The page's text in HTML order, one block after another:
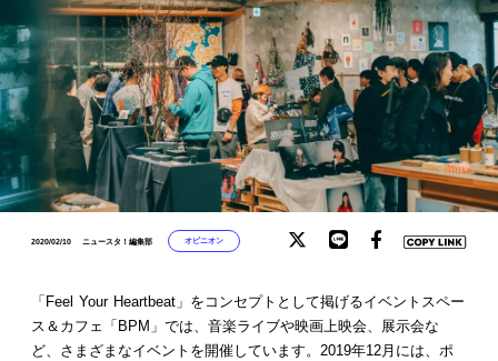
2020/02/10 ニュースタ！編集部 オピニオン
「Feel Your Heartbeat」をコンセプトとして掲げるイベントスペー
ス＆カフェ「BPM」では、音楽ライブや映画上映会、展示会な
ど、さまざまなイベントを開催しています。2019年12月には、ポ